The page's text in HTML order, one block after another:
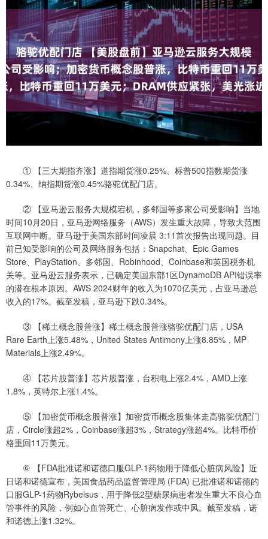
① 【三大期指齐涨】道指期货涨0.25%、标普500指数期货涨
0.34%、纳指期货涨0.45%骆驼优配门店。
② 【亚马逊云服务大规模宕机，多邻国等多家公司受影响】当地
时间10月20日，亚马逊网络服务（AWS）发生重大故障，导致大范围
互联网中断。亚马逊于美国东部时间凌晨 3:11首次报告出现问题。目
前已知受影响的公司及网络服务包括：Snapchat、Epic Games
Store、PlayStation、多邻国、Robinhood、Coinbase和英国税务机
关等。亚马逊云服务表示，已确定美国东部1区DynamoDB API错误率
的潜在根本原因。AWS 2024财年的收入为1070亿美元，占亚马逊总
收入的17%。截至发稿，亚马逊下跌0.34%。
③ 【稀土概念股普涨】稀土概念股普涨骆驼优配门店，USA
Rare Earth上涨5.48%，United States Antimony上涨8.85%，MP
Materials上涨2.49%。
④ 【芯片股普涨】芯片股普涨，台积电上涨2.4%，AMD上涨
1.8%，英特尔上涨1.4%。
⑤ 【加密货币概念股普涨】加密货币概念股集体走高骆驼优配门
店，Circle涨超2%，Coinbase涨超3%，Strategy涨超4%。比特币价
格重回11万美元。
⑥ 【FDA批准诺和诺德口服GLP-1药物用于降低心脏病风险】近
日诺和诺德宣布，美国食品药品监督管理局 (FDA) 已批准诺和诺德的
口服GLP-1药物Rybelsus，用于降低2型糖尿病患者发生重大不良心血
管事件的风险，例如心血管死亡、心脏病发作或中风。截至发稿，诺
和诺德上涨1.32%。